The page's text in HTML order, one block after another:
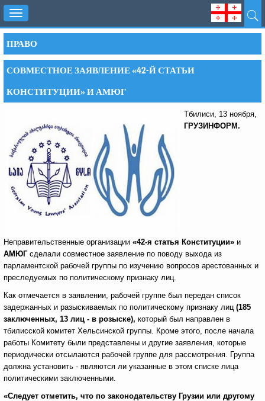
Toggle
navigation
ПРАВО
СОВМЕСТНОЕ ЗАЯВЛЕНИЕ «42-Й СТАТЬИ
КОНСТИТУЦИИ» И АМЮГ
Тбилиси, 13 ноября,
ГРУЗИНФОРМ.
Неправительственные организации «42-я статья Конституции» и
АМЮГсделали совместное заявление по поводу выхода из
парламентской рабочей группы по изучению вопросов арестованных и
преследуемых по политическому признаку лиц.
Как отмечается в заявлении, рабочей группе был передан список
задержанных и разыскиваемых по политическому признаку лиц (185
заключенных, 13 лиц - в розыске), который был направлен в
тбилисской комитет Хельсинской группы. Кроме этого, после начала
работы Комитету были представлены и другие заявления, которые
периодически отсылаются рабочей группе для рассмотрения. Группа
должна установить - являются ли указанные в этом списке лица
политическими заключенными.
«Следует отметить, что по законодательству Грузии или другому